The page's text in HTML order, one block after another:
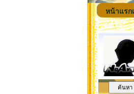
หน้าแรก